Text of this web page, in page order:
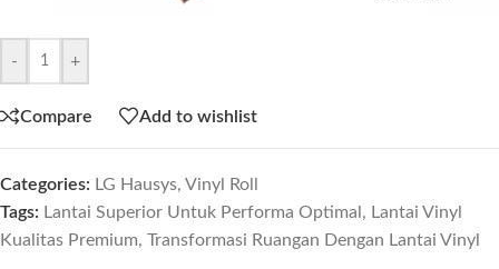
- +
Compare Add to wishlist
Categories: LG Hausys, Vinyl Roll
Tags: Lantai Superior Untuk Performa Optimal , Lantai Vinyl
Kualitas Premium, Transformasi Ruangan Dengan Lantai Vinyl